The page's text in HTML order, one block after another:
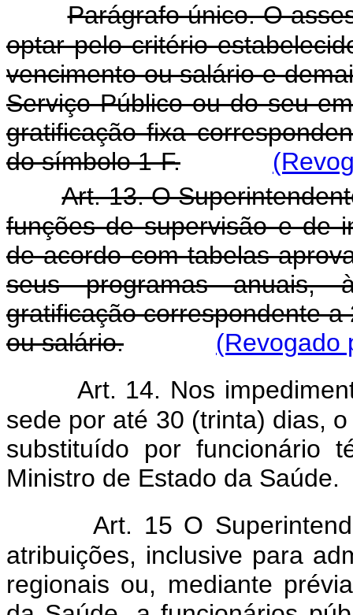
Parágrafo único. O
optar pelo critério
vencimento ou salário e
Serviço Público ou do seu
gratificação fixa
do símbolo 1-F.
Art. 13. O
funções de supervisão e de
de acordo com tabelas
seus programas anuais,
gratificação correspondente
ou salário.
(Revogado
Art. 14. Nos
sede por até 30 (trinta) dias,
substituído por funcionário
Ministro de Estado da Saúde.
Art. 15 O
atribuições, inclusive para
regionais ou, mediante